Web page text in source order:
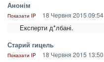
Анонім
Показати IP 18 Червня 2015 09:54
Експерти д*лбані.
Старий гицель
Показати IP 18 Червня 2015 13:50